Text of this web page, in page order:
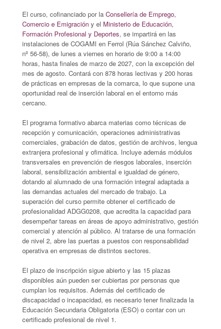
El curso, cofinanciado por la Consellería de Emprego,
Comercio e Emigración y el Ministerio de Educación,
Formación Profesional y Deportes, se impartirá en las
instalaciones de COGAMI en Ferrol (Rúa Sánchez Calviño,
nº 56-58), de lunes a viernes en horario de 9:00 a 14:00
horas, hasta finales de marzo de 2027, con la excepción del
mes de agosto. Contará con 878 horas lectivas y 200 horas
de prácticas en empresas de la comarca, lo que supone una
oportunidad real de inserción laboral en el entorno más
cercano.
El programa formativo abarca materias como técnicas de
recepción y comunicación, operaciones administrativas
comerciales, grabación de datos, gestión de archivos, lengua
extranjera profesional y ofimática. Incluye además módulos
transversales en prevención de riesgos laborales, inserción
laboral, sensibilización ambiental e igualdad de género,
dotando al alumnado de una formación integral adaptada a
las demandas actuales del mercado de trabajo. La
superación del curso permite obtener el certificado de
profesionalidad ADGG0208, que acredita la capacidad para
desempeñar tareas en áreas de apoyo administrativo, gestión
comercial y atención al público. Al tratarse de una formación
de nivel 2, abre las puertas a puestos con responsabilidad
operativa en empresas de distintos sectores.
El plazo de inscripción sigue abierto y las 15 plazas
disponibles aún pueden ser cubiertas por personas que
cumplan los requisitos. Además del certificado de
discapacidad o incapacidad, es necesario tener finalizada la
Educación Secundaria Obligatoria (ESO) o contar con un
certificado profesional de nivel 1.